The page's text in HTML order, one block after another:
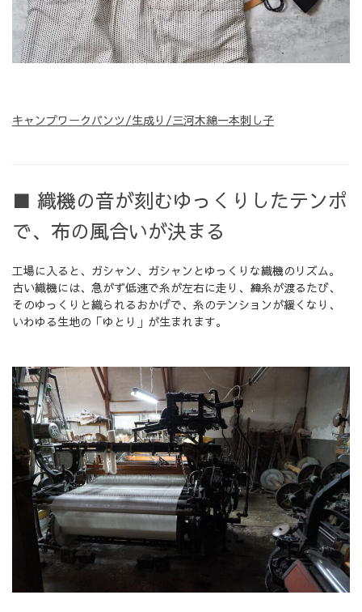
キャンプワークパンツ/生成り/三河木綿一本刺し子
■ 織機の音が刻むゆっくりしたテンポ
で、布の風合いが決まる
工場に入ると、ガシャン、ガシャンとゆっくりな織機のリズム。
古い織機には、急がず低速で糸が左右に走り、緯糸が渡るたび、
そのゆっくりと織られるおかげで、糸のテンションが緩くなり、
いわゆる生地の「ゆとり」が生まれます。